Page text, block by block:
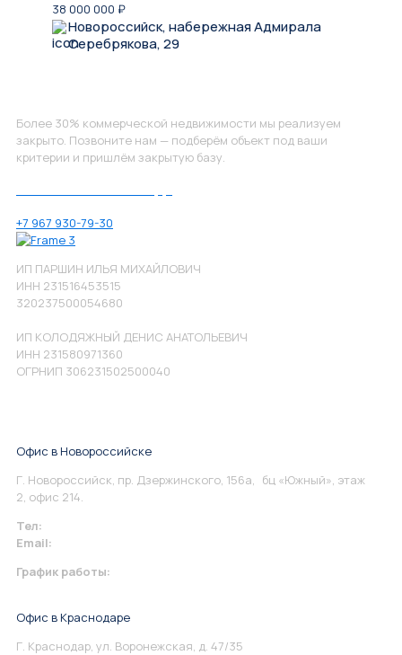
38 000 000 ₽
Новороссийск, набережная Адмирала
Серебрякова, 29
Более 30% коммерческой недвижимости мы реализуем
закрыто. Позвоните нам — подберём объект под ваши
критерии и пришлём закрытую базу.
+7 967 930-79-30
ИП ПАРШИН ИЛЬЯ МИХАЙЛОВИЧ
ИНН 231516453515
320237500054680
ИП КОЛОДЯЖНЫЙ ДЕНИС АНАТОЛЬЕВИЧ
ИНН 231580971360
ОГРНИП 306231502500040
Офис в Новороссийске
Г. Новороссийск, пр. Дзержинского, 156а, бц «Южный», этаж
2, офис 214.
Тел:
Email:
График работы:
Офис в Краснодаре
Г. Краснодар, ул. Воронежская, д. 47/35